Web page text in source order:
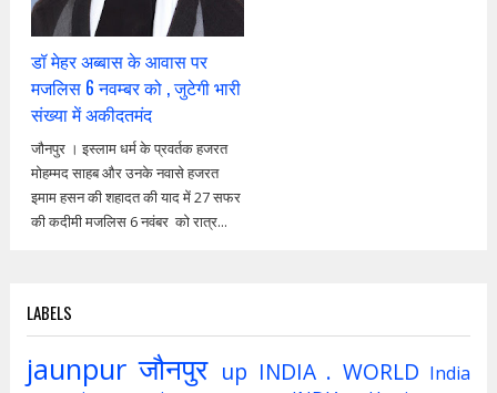
डॉ मेहर अब्बास के आवास पर
मजलिस 6 नवम्बर को , जुटेगी भारी
संख्या में अकीदतमंद
जौनपुर । इस्लाम धर्म के प्रवर्तक हजरत
मोहम्मद साहब और उनके नवासे हजरत
इमाम हसन की शहादत की याद में 27 सफर
की कदीमी मजलिस 6 नवंबर को रात्र...
LABELS
jaunpur जौनपुर up INDIA . WORLD India